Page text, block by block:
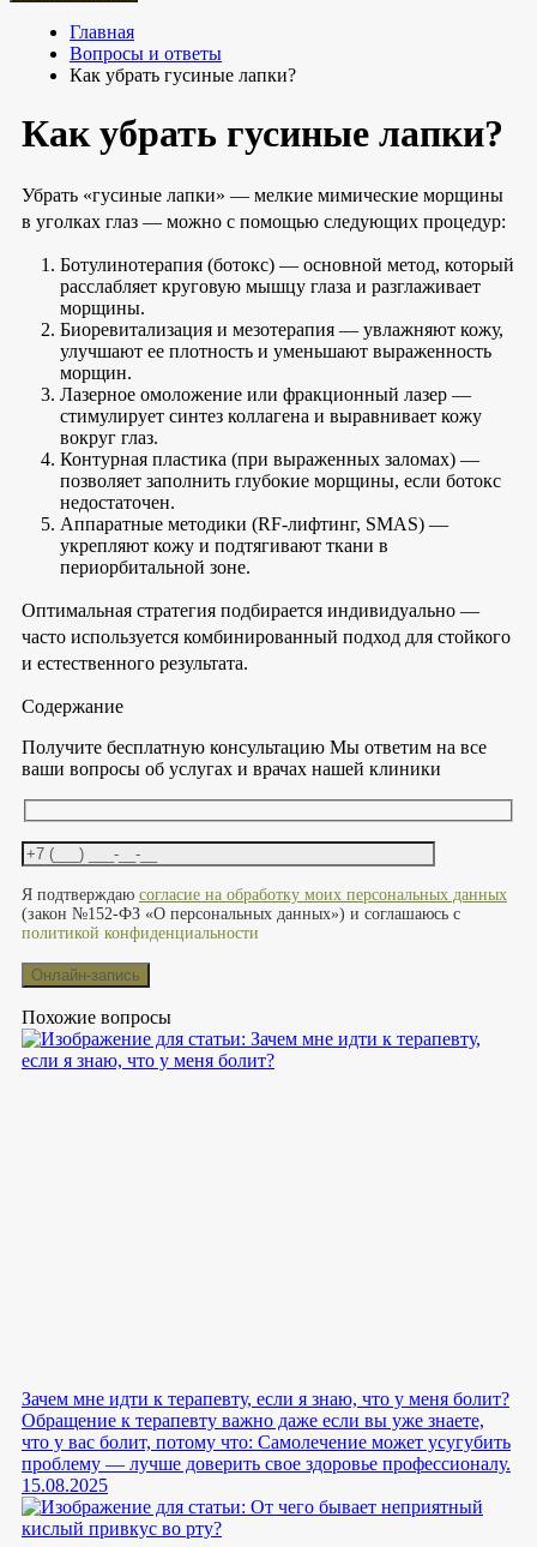
Главная
Вопросы и ответы
Как убрать гусиные лапки?
Как убрать гусиные лапки?
Убрать «гусиные лапки» — мелкие мимические морщины
в уголках глаз — можно с помощью следующих процедур:
Ботулинотерапия (ботокс) — основной метод, который
расслабляет круговую мышцу глаза и разглаживает
морщины.
Биоревитализация и мезотерапия — увлажняют кожу,
улучшают ее плотность и уменьшают выраженность
морщин.
Лазерное омоложение или фракционный лазер —
стимулирует синтез коллагена и выравнивает кожу
вокруг глаз.
Контурная пластика (при выраженных заломах) —
позволяет заполнить глубокие морщины, если ботокс
недостаточен.
Аппаратные методики (RF-лифтинг, SMAS) —
укрепляют кожу и подтягивают ткани в
периорбитальной зоне.
Оптимальная стратегия подбирается индивидуально —
часто используется комбинированный подход для стойкого
и естественного результата.
Содержание
Получите бесплатную консультацию Мы ответим на все
ваши вопросы об услугах и врачах нашей клиники
Я подтверждаю согласие на обработку моих персональных данных
(закон №152-ФЗ «О персональных данных») и соглашаюсь с
политикой конфиденциальности
Похожие вопросы
Зачем мне идти к терапевту, если я знаю, что у меня болит?
Обращение к терапевту важно даже если вы уже знаете,
что у вас болит, потому что: Самолечение может усугубить
проблему — лучше доверить свое здоровье профессионалу.
15.08.2025